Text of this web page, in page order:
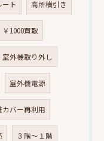
ート 高所横引き
￥1000買取
室外機取り外し
室外機電源
カバー再利用
３階～１階